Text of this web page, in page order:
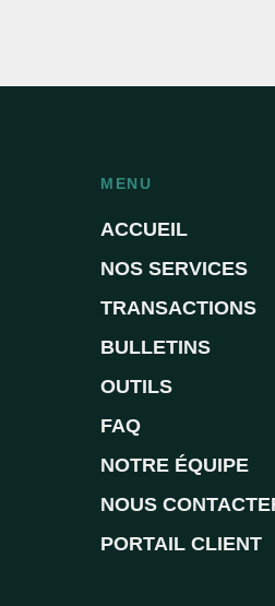
MENU
ACCUEIL
NOS SERVICES
TRANSACTIONS
BULLETINS
OUTILS
FAQ
NOTRE ÉQUIPE
NOUS
PORTAIL CLIENT